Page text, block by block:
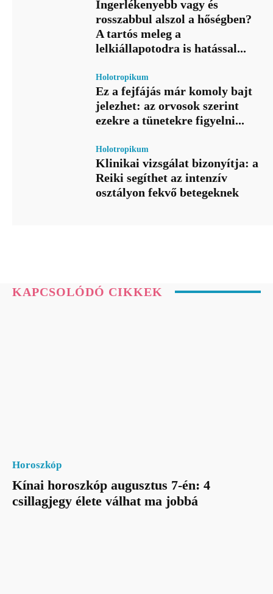
Ingerlékenyebb vagy és
rosszabbul alszol a hőségben?
A tartós meleg a
lelkiállapotodra is hatással...
Holotropikum
Ez a fejfájás már komoly bajt
jelezhet: az orvosok szerint
ezekre a tünetekre figyelni...
Holotropikum
Klinikai vizsgálat bizonyítja: a
Reiki segíthet az intenzív
osztályon fekvő betegeknek
KAPCSOLÓDÓ CIKKEK
Horoszkóp
Kínai horoszkóp augusztus 7-én: 4
csillagjegy élete válhat ma jobbá